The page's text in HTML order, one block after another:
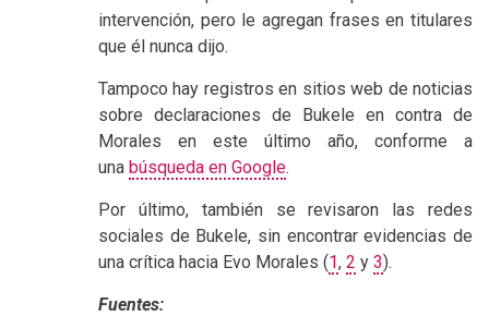
intervención, pero le agregan frases en titulares
que él nunca dijo.
Tampoco hay registros en sitios web de noticias
sobre declaraciones de Bukele en contra de
Morales en este último año, conforme a
una búsqueda en Google.
Por último, también se revisaron las redes
sociales de Bukele, sin encontrar evidencias de
una crítica hacia Evo Morales (1, 2 y 3).
Fuentes: